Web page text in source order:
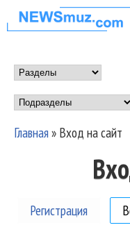
НОВОСТИ
МУЗЫКИ И
ШОУ
Main
Вы здесь
Главная» Вход на сайт
Регистрация